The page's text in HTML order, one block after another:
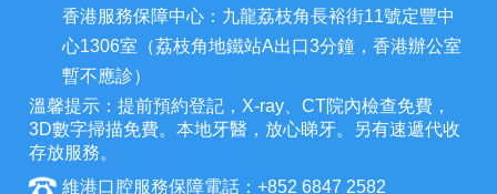
香港服務保障中心：九龍荔枝角長裕街11號定豐中
心1306室（荔枝角地鐵站A出口3分鐘，香港辦公室
暫不應診）
溫馨提示：提前預約登記，X-ray、CT院內檢查免費，
3D數字掃描免費。本地牙醫，放心睇牙。另有速遞代收
存放服務。
維港口腔服務保障電話：+852 6847 2582